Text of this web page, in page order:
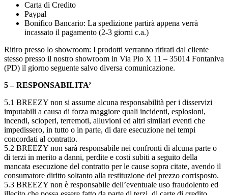
Carta di Credito
Paypal
Bonifico Bancario: La spedizione partirà appena verrà
incassato il pagamento (2-3 giorni c.a.)
Ritiro presso lo showroom: I prodotti verranno ritirati dal cliente
stesso presso il nostro showroom in Via Pio X 11 – 35014 Fontaniva
(PD) il giorno seguente salvo diversa comunicazione.
5 – RESPONSABILITA’
5.1 BREEZY non si assume alcuna responsabilità per i disservizi
imputabili a causa di forza maggiore quali incidenti, esplosioni,
incendi, scioperi, terremoti, alluvioni ed altri similari eventi che
impedissero, in tutto o in parte, di dare esecuzione nei tempi
concordati al contratto.
5.2 BREEZY non sarà responsabile nei confronti di alcuna parte o
di terzi in merito a danni, perdite e costi subiti a seguito della
mancata esecuzione del contratto per le cause sopra citate, avendo il
consumatore diritto soltanto alla restituzione del prezzo corrisposto.
5.3 BREEZY non è responsabile dell’eventuale uso fraudolento ed